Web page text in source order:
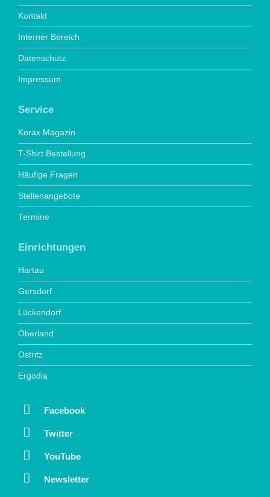
Kontakt
Interner Bereich
Datenschutz
Impressum
Service
Korax Magazin
T-Shirt Bestellung
Häufige Fragen
Stellenangebote
Termine
Einrichtungen
Hartau
Gersdorf
Lückendorf
Oberland
Ostritz
Ergodia
Facebook
Twitter
YouTube
Newsletter